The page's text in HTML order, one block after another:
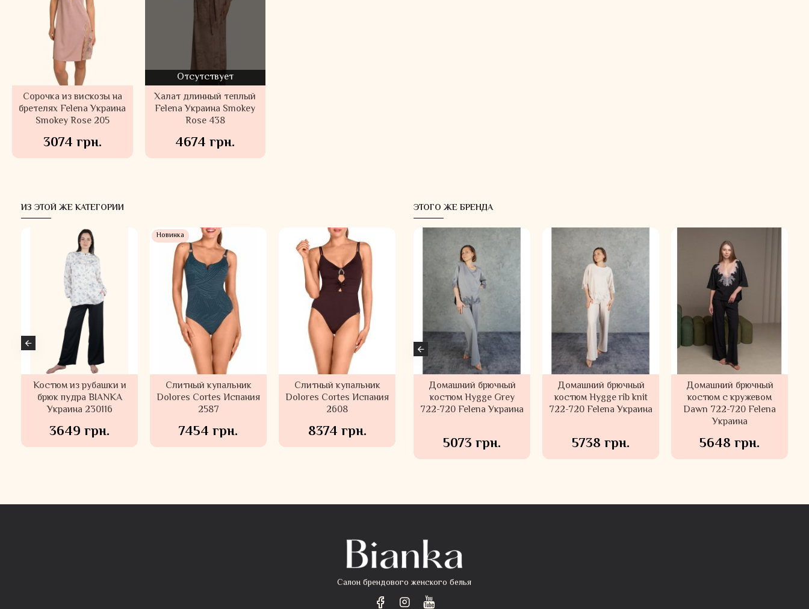
Сорочка из вискозы на
бретелях Felena Украина
Smokey Rose 205
3074 грн.
Отсутствует
Халат длинный теплый
Felena Украина Smokey
Rose 438
4674 грн.
ИЗ ЭТОЙ ЖЕ КАТЕГОРИИ
Костюм из рубашки и
брюк пудра BIANKA
Украина 230116
3649 грн.
Новинка
Слитный купальник
Dolores Cortes Испания
2587
7454 грн.
Слитный купальник
Dolores Cortes Испания
2608
8374 грн.
ЭТОГО ЖЕ БРЕНДА
Велюровый домашний
костюм Felena Украина
Rose 108-720
6848 грн.
Домашний брючный
костюм Felena Украина
Ash Rose 108-720
5633 грн.
Домашний брючный
костюм Hygge Beige
722-720 Felena Украина
5073 грн.
Домашний брючный
костюм Hygge Grey
722-720 Felena Украина
5073 грн.
Домашний брючный
костюм Hygge rib knit
722-720 Felena Украина
5738 грн.
Домашний брючный
костюм с кружевом
Dawn 722-720 Felena
Украина
5648 грн.
Салон брендового женского белья